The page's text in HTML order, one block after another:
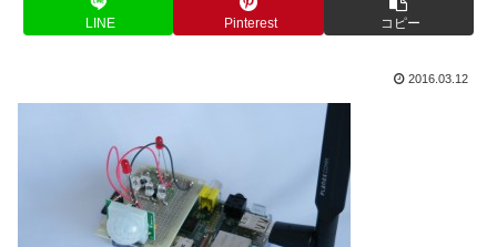
LINE Pinterest コピー
2016.03.12